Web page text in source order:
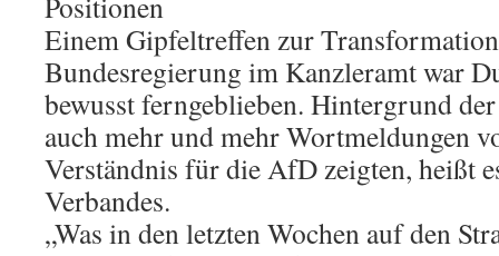
Einem Gipfeltreffen zur
Bundesregierung im Kanzleramt war
bewusst ferngeblieben. Hintergrund
auch mehr und mehr Wortmeldungen
Verständnis für die AfD zeigten, heißt
Verbandes.
„Was in den letzten Wochen auf den